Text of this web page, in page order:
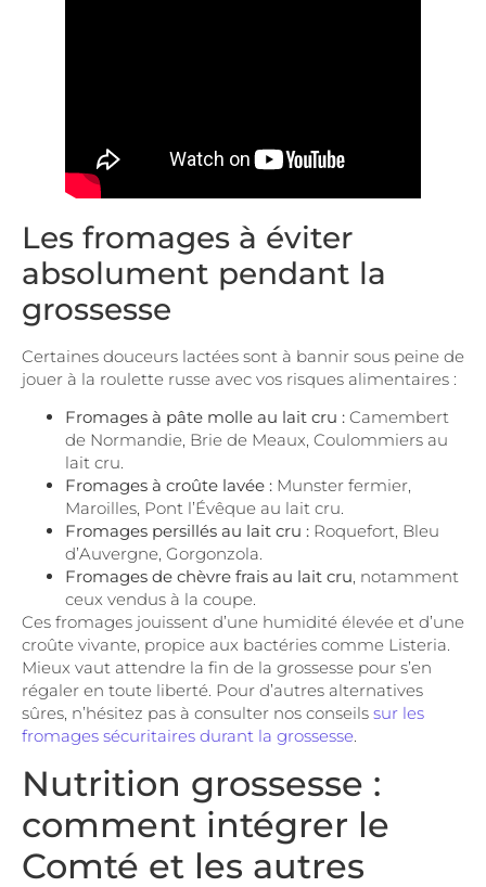
Les fromages à éviter
absolument pendant la
grossesse
Certaines douceurs lactées sont à bannir sous peine de
jouer à la roulette russe avec vos risques alimentaires :
Fromages à pâte molle au lait cru : Camembert
de Normandie, Brie de Meaux, Coulommiers au
lait cru.
Fromages à croûte lavée : Munster fermier,
Maroilles, Pont l’Évêque au lait cru.
Fromages persillés au lait cru : Roquefort, Bleu
d’Auvergne, Gorgonzola.
Fromages de chèvre frais au lait cru, notamment
ceux vendus à la coupe.
Ces fromages jouissent d’une humidité élevée et d’une
croûte vivante, propice aux bactéries comme Listeria.
Mieux vaut attendre la fin de la grossesse pour s’en
régaler en toute liberté. Pour d’autres alternatives
sûres, n’hésitez pas à consulter nos conseils sur les
fromages sécuritaires durant la grossesse.
Nutrition grossesse :
comment intégrer le
Comté et les autres